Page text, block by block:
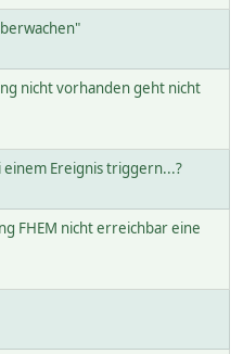
nicht vorhanden geht nicht
einem Ereignis triggern...?
FHEM nicht erreichbar eine